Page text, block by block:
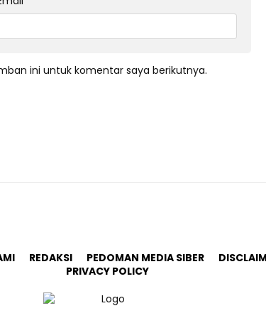
ini untuk komentar saya berikutnya.
REDAKSI PEDOMAN MEDIA SIBER
PRIVACY POLICY